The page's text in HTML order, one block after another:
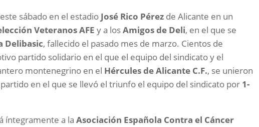
sábado en el estadio José Rico Pérez de Alicante en un
Veteranos AFE y a losAmigos de Deli, en el que se
Delibasic, fallecido el pasado mes de marzo. Cientos de
partido solidario en el que el equipo del sindicato y el
montenegrino en el Hércules de Alicante C.F., se unieron
en el que se llevó el triunfo el equipo del sindicato por 1-
íntegramente a laAsociación Española Contra el Cáncer